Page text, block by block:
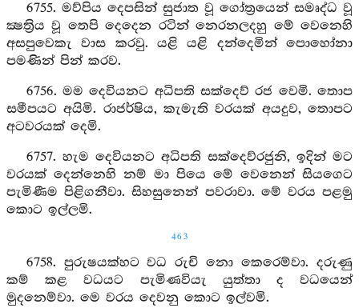
6755. මව්පිය දෙපසින් සුජාත වූ ගෝත්‍රයෙන් සමෘද්ධ වූ
ක්‍ෂත්‍රිය වූ තෙපි දෙදෙන රටින් නෙරනලදහු මේ වෙනෙහි
අසපුවෙකැ වාස කරවු. යළි යළි දන්දෙමින් පොහෝනා
පමණින් පින් කරව.
6756. මම දෙවියනට අධිපති සක්දෙව් රජ වෙමි. තොප
සමීපයට අයිමි. රාජර්ෂිය, කැමැති වරයක් අයදුව, තොපට
අටවරයක් දෙමි.
6757. හැම දෙවියනට අධිපති සක්දෙව්රජුනි, ඉදින් මට
වරයක් දෙන්නෙහි නම් මා පියෙ මේ වෙනෙන් සියගෙට
පැමිණීම පිළිගනීවා. සිහසුනෙන් පවරාවා. මේ වරය පළමු
කොට ඉල්ලමි.
463
6758. පුරුෂයක්හට වධ රුචි නො කෙරෙම්වා. දරුණු
කම් කළ වධයට පැමිණවියැ යුත්තා ද වධයෙන්
මුදනෙම්වා. මෙ වරය දෙවනු කොට ඉල්වමි.